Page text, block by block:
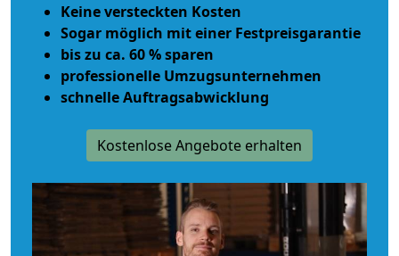
Keine versteckten Kosten
Sogar möglich mit einer Festpreisgarantie
bis zu ca. 60 % sparen
professionelle Umzugsunternehmen
schnelle Auftragsabwicklung
Kostenlose Angebote erhalten